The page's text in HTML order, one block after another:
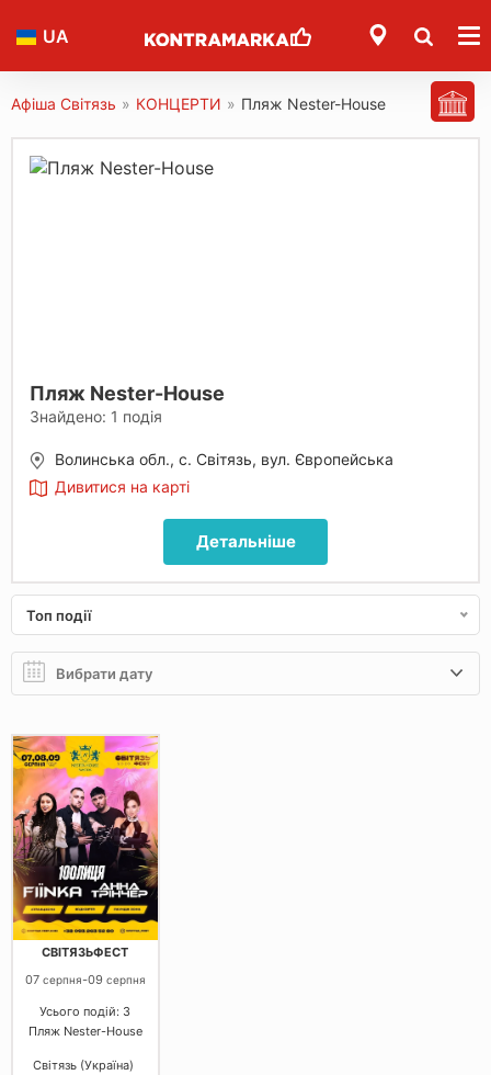
UA
Афіша Світязь » КОНЦЕРТИ » Пляж Nester-House
Пляж Nester-House
Знайдено: 1 подія
Волинська обл., с. Світязь, вул. Європейська
Дивитися на карті
Детальніше
Топ події
СВІТЯЗЬФЕСТ
07 серпня-09 серпня
Усього подій: 3
Пляж Nester-House
Світязь (Україна)